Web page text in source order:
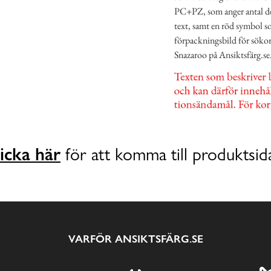
PC+PZ, som anger antal
text, samt en röd symbol
förpackningsbild för
Snazaroo på
här för att komma till
VARFÖR ANSIKTSFÄRG.SE